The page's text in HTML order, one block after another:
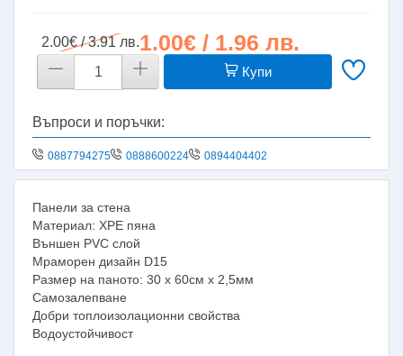
2.00€ / 3.91 лв.1.00€ / 1.96 лв.
Купи
Въпроси и поръчки:
0887794275 0888600224 0894404402
Панели за стена
Материал: XPE пяна
Външен PVC слой
Мраморен дизайн D15
Размер на паното: 30 х 60см х 2,5мм
Самозалепване
Добри топлоизолационни свойства
Водоустойчивост